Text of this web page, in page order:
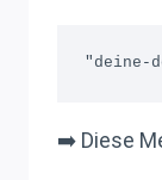
➡️ Diese